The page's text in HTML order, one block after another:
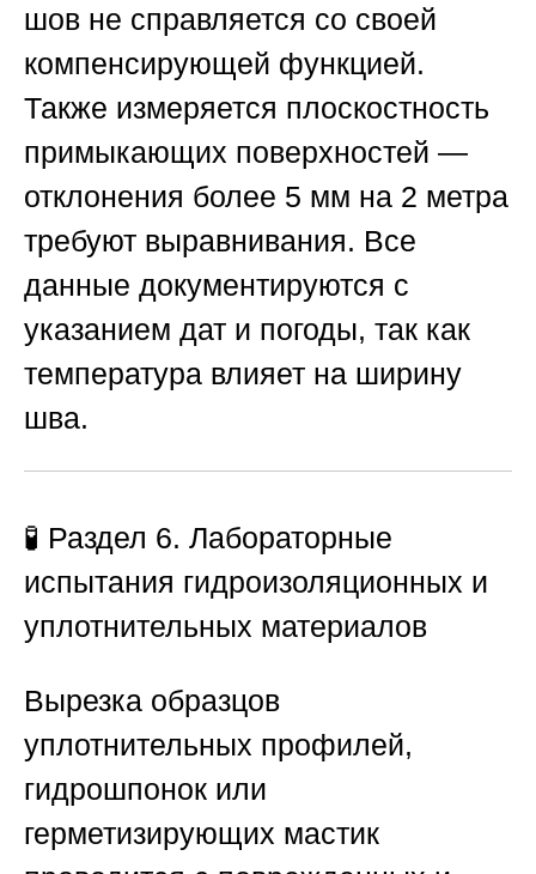
шов не справляется со своей
компенсирующей функцией.
Также измеряется плоскостность
примыкающих поверхностей —
отклонения более 5 мм на 2 метра
требуют выравнивания. Все
данные документируются с
указанием дат и погоды, так как
температура влияет на ширину
шва.
🧪 Раздел 6. Лабораторные
испытания гидроизоляционных и
уплотнительных материалов
Вырезка образцов
уплотнительных профилей,
гидрошпонок или
герметизирующих мастик